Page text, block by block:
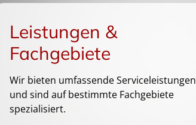
Leistungen &
Fachgebiete
Wir bieten umfassende Serviceleistungen
und sind auf bestimmte Fachgebiete
spezialisiert.